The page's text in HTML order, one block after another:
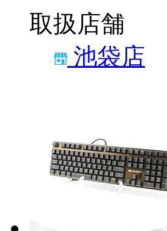
取扱店舗
池袋店